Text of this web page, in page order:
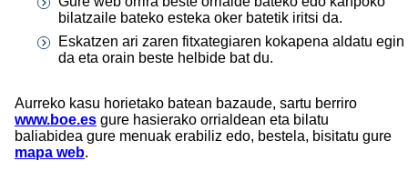
bilatzaile bateko esteka oker batetik iritsi da.
Eskatzen ari zaren fitxategiaren kokapena aldatu egin
da eta orain beste helbide bat du.
Aurreko kasu horietako batean bazaude, sartu berriro
www.boe.es gure hasierako orrialdean eta bilatu
baliabidea gure menuak erabiliz edo, bestela, bisitatu gure
mapa web.